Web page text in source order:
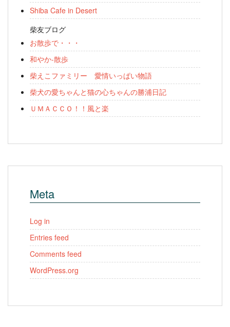
Shiba Cafe in Desert
柴友ブログ
お散歩で・・・
和やか-散歩
柴えこファミリー 愛情いっぱい物語
柴犬の愛ちゃんと猫の心ちゃんの勝浦日記
ＵＭＡＣＣＯ！！風と楽
Meta
Log in
Entries feed
Comments feed
WordPress.org